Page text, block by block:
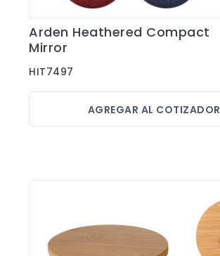
Ver Detalles
Arden Heathered Compact
Mirror
HIT7497
AGREGAR AL COTIZADOR